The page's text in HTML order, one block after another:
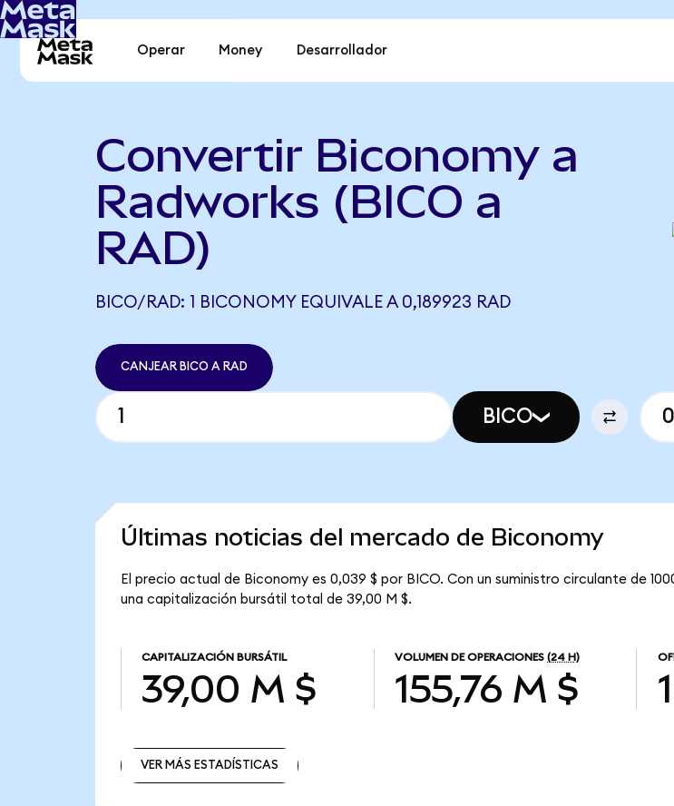
Operar Money Desarrollador
Convertir Biconomy a
Radworks (BICO a
RAD)
BICO/RAD: 1 BICONOMY EQUIVALE A 0,189923 RAD
CANJEAR BICO A RAD
BICO
Últimas noticias del mercado de Biconomy
El precio actual de Biconomy es 0,039 $ por BICO. Con un suministro circulante de
una capitalización bursátil total de 39,00 M $.
CAPITALIZACIÓN BURSÁTIL
39,00 M $
VOLUMEN DE OPERACIONES (24 H)
155,76 M $
VER MÁS ESTADÍSTICAS